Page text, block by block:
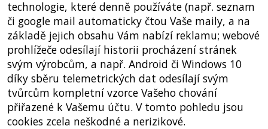
technologie, které denně používáte (např. seznam
či google mail automaticky čtou Vaše maily, a na
základě jejich obsahu Vám nabízí reklamu; webové
prohlížeče odesílají historii procházení stránek
svým výrobcům, a např. Android či Windows 10
díky sběru telemetrických dat odesílají svým
tvůrcům kompletní vzorce Vašeho chování
přiřazené k Vašemu účtu. V tomto pohledu jsou
cookies zcela neškodné a nerizikové.